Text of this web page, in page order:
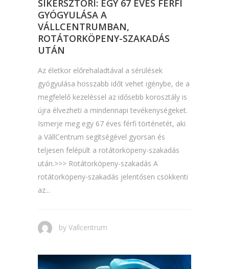
SIKERSZTORI: EGY 67 ÉVES FÉRFI
GYÓGYULÁSA A
VÁLLCENTRUMBAN,
ROTÁTORKÖPENY-SZAKADÁS
UTÁN
Az életkor előrehaladtával a sérülések
gyógyulása hosszabb időt vehet igénybe, de a
megfelelő kezeléssel az idősebb korosztály is
újra élvezheti a mindennapi tevékenységeket.
Ismerje meg egy 67 éves férfi történetét, aki
a VállCentrum segítségével gyorsan és
teljesen felépült a rotátorköpeny-szakadás
után.>>> Rotátorköpeny-szakadás A
rotátorköpeny-szakadás jelentősen csökkenti
az...
by Vallcentrum